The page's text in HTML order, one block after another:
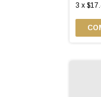
3 x